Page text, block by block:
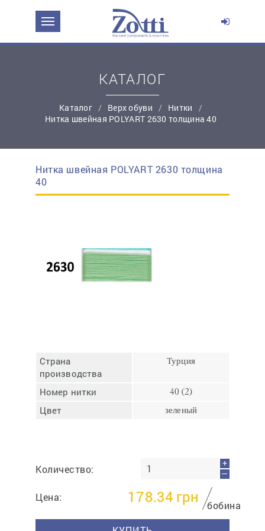
простую регистрацию
КАТАЛОГ
Каталог Верх обуви
Нитки
Нитка швейная POLYART 2630 толщина 40
Нитка швейная POLYART 2630 толщина
40
Страна
производства
Турция
Номер нитки 40 (2)
Цвет зеленый
Количество:
+
—
Цена: 178.34 грн
бобина
ЗАДАТЬ ВОПРОС О ПРОДУКТЕ
Эл. почта:*
Контактный телефон:*
Ваш вопрос: